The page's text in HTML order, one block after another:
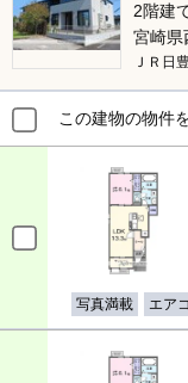
2階建
宮崎県
ＪＲ日
この建物の物件
写真満載 エア